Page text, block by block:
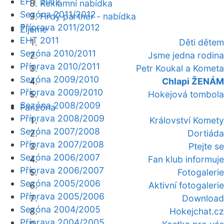
Reklamní nabídka
Hrdý partner - nabídka
Žijeme
Děti dětem
Jsme jedna rodina
Petr Koukal a Kometa
Chlapi ŽENÁM
Hokejová tombola
Fanzóna
Království Komety
Dortiáda
Ptejte se
Fan klub informuje
Fotogalerie
Aktivní fotogalerie
Download
Hokejchat.cz
Sezóna 2011/2012
Příprava 2011/2012
EHT 2011
Sezóna 2010/2011
Příprava 2010/2011
Sezóna 2009/2010
Příprava 2009/2010
Sezóna 2008/2009
Příprava 2008/2009
Sezóna 2007/2008
Příprava 2007/2008
Sezóna 2006/2007
Příprava 2006/2007
Sezóna 2005/2006
Příprava 2005/2006
Sezóna 2004/2005